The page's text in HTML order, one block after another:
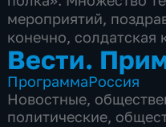
мероприятий,
конечно, солдатская
Вести.
ПрограммаРоссия
Новостные,
политические,